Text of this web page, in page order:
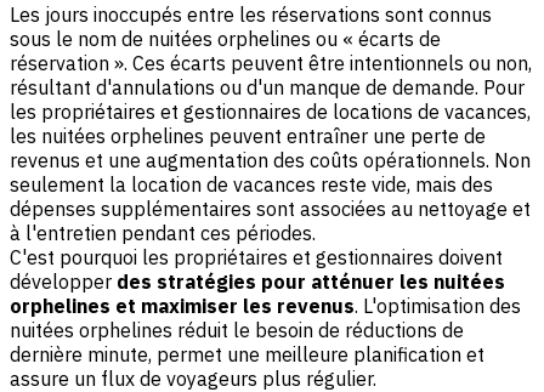
Les jours inoccupés entre les réservations sont connus
sous le nom de nuitées orphelines ou « écarts de
réservation ». Ces écarts peuvent être intentionnels ou non,
résultant d'annulations ou d'un manque de demande. Pour
les propriétaires et gestionnaires de locations de vacances,
les nuitées orphelines peuvent entraîner une perte de
revenus et une augmentation des coûts opérationnels. Non
seulement la location de vacances reste vide, mais des
dépenses supplémentaires sont associées au nettoyage et
à l'entretien pendant ces périodes.
C'est pourquoi les propriétaires et gestionnaires doivent
développer des stratégies pour atténuer les nuitées
orphelines et maximiser les revenus. L'optimisation des
nuitées orphelines réduit le besoin de réductions de
dernière minute, permet une meilleure planification et
assure un flux de voyageurs plus régulier.